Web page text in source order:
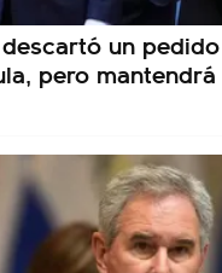
un
pero